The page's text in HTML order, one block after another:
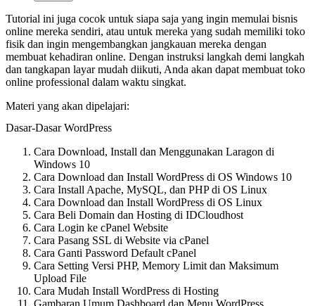
Tutorial ini juga cocok untuk siapa saja yang ingin memulai bisnis
online mereka sendiri, atau untuk mereka yang sudah memiliki toko
fisik dan ingin mengembangkan jangkauan mereka dengan
membuat kehadiran online. Dengan instruksi langkah demi langkah
dan tangkapan layar mudah diikuti, Anda akan dapat membuat toko
online professional dalam waktu singkat.
Materi yang akan dipelajari:
Dasar-Dasar WordPress
Cara Download, Install dan Menggunakan Laragon di
Windows 10
Cara Download dan Install WordPress di OS Windows 10
Cara Install Apache, MySQL, dan PHP di OS Linux
Cara Download dan Install WordPress di OS Linux
Cara Beli Domain dan Hosting di IDCloudhost
Cara Login ke cPanel Website
Cara Pasang SSL di Website via cPanel
Cara Ganti Password Default cPanel
Cara Setting Versi PHP, Memory Limit dan Maksimum
Upload File
Cara Mudah Install WordPress di Hosting